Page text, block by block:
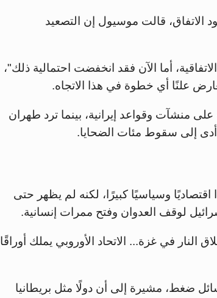
قالت موسيول إن التصعيد
أما الآن فقد انخفضت احتمالية ذلك"،
علنًا أي خطوة في هذا الاتجاه.
على منشآت وقواعد إيرانية، بينما ترد طهران
إلى سقوط مئات الضحايا.
وسياسيًا كبيرًا، لكنه لم يظهر حتى
لوقف العدوان وفتح ممرات إنسانية.
في غزة... الاتحاد الأوروبي يملك أوراقًا
ضغط، مشيرة إلى أن دولًا مثل بريطانيا